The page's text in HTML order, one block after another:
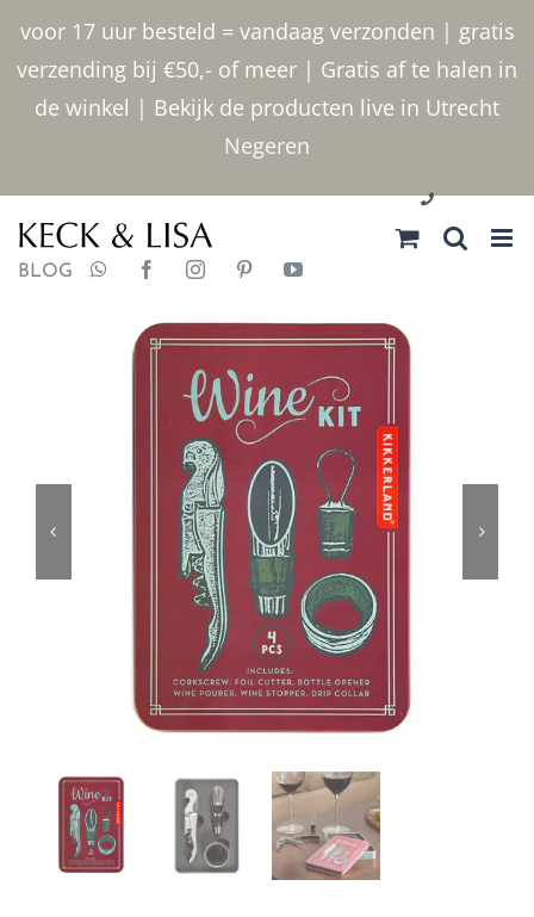
voor 17 uur besteld = vandaag verzonden | gratis
verzending bij €50,- of meer | Gratis af te halen in
de winkel | Bekijk de producten live in Utrecht
Negeren
inhoud
030 2400000
BLOG